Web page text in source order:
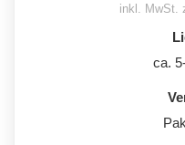
inkl. MwSt.
ca.